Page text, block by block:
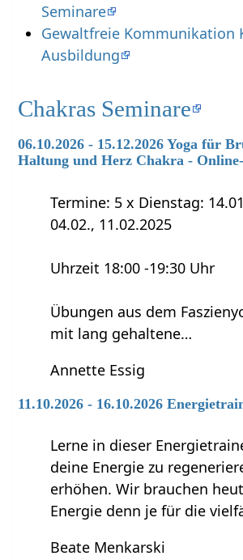
Seminare
Gewaltfreie Kommunikation
Ausbildung
Chakras Seminare
06.10.2026 - 15.12.2026 Yoga für
Haltung und Herz Chakra -
Termine: 5 x Dienstag:
04.02., 11.02.2025
Uhrzeit 18:00 -19:30 Uhr
Übungen aus dem
mit lang gehaltene…
Annette Essig
11.10.2026 - 16.10.2026
Lerne in dieser
deine Energie zu
erhöhen. Wir brauchen
Energie denn je für die
Beate Menkarski